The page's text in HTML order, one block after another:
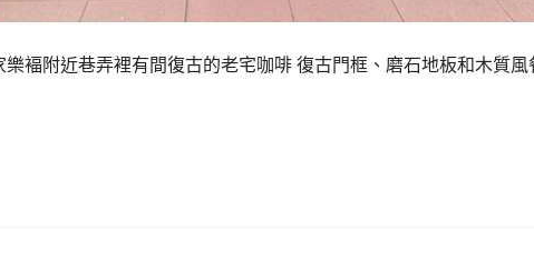
褔附近巷弄裡有間復古的老宅咖啡 復古門框、磨石地板和木質風